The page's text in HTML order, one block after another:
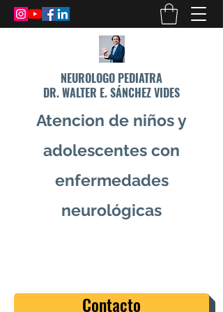
NEUROLOGO PEDIATRA
DR. WALTER E. SÁNCHEZ VIDES
Atencion de niños y
adolescentes con
enfermedades
neurológicas
Contacto